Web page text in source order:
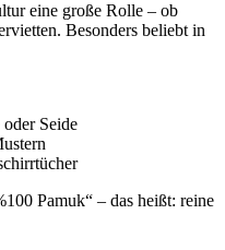
eine große Rolle – ob
Besonders beliebt in
Seide
Pamuk“ – das heißt: reine